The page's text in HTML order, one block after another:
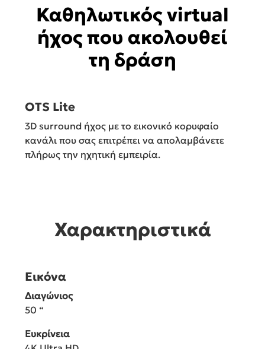
Καθηλωτικός virtual
ήχος που ακολουθεί
τη δράση
OTS Lite
3D surround ήχος με το εικονικό κορυφαίο
κανάλι που σας επιτρέπει να απολαμβάνετε
πλήρως την ηχητική εμπειρία.
Χαρακτηριστικά
Εικόνα
Διαγώνιος
50 “
Ευκρίνεια